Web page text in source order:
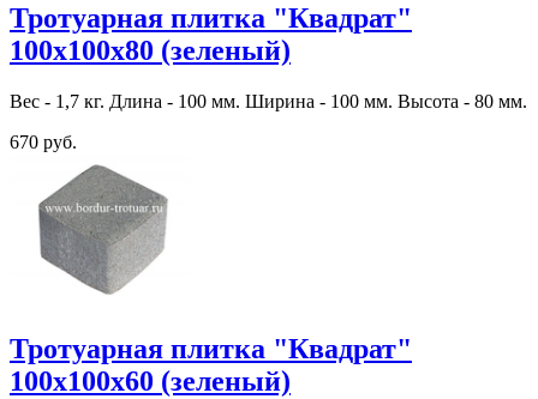
Тротуарная плитка "Квадрат"
100х100х80 (зеленый)
Вес - 1,7 кг. Длина - 100 мм. Ширина - 100 мм. Высота - 80 мм.
670 руб.
Тротуарная плитка "Квадрат"
100х100х60 (зеленый)